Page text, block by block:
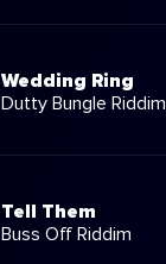
Wedding Ring
Dutty Bungle Riddim
Tell Them
Buss Off Riddim